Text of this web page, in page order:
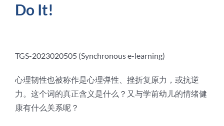
Do It!
TGS-2023020505 (Synchronous e-learning)
心理韧性也被称作是心理弹性、挫折复原力，或抗逆
力。这个词的真正含义是什么？又与学前幼儿的情绪健
康有什么关系呢？